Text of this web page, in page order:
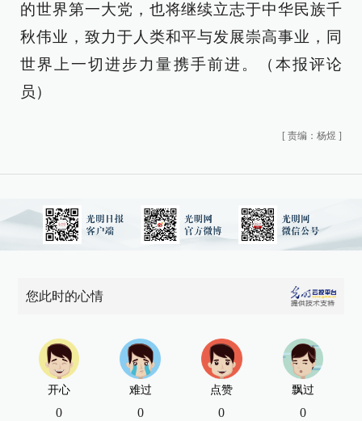
的世界第一大党，也将继续立志于中华民族千
秋伟业，致力于人类和平与发展崇高事业，同
世界上一切进步力量携手前进。（本报评论
员）
[ 责编：杨煜 ]
您此时的心情
开心
0
难过
0
点赞
0
飘过
0